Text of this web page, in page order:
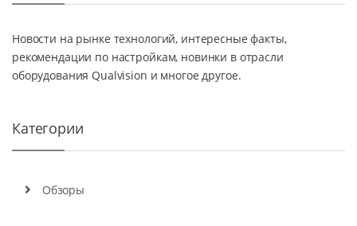
Новости на рынке технологий, интересные факты,
рекомендации по настройкам, новинки в отрасли
оборудования Qualvision и многое другое.
Категории
Обзоры